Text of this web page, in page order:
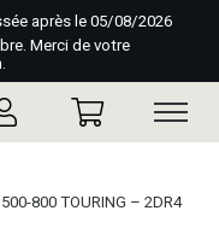
après le 05/08/2026
Merci de votre
800 TOURING – 2DR4